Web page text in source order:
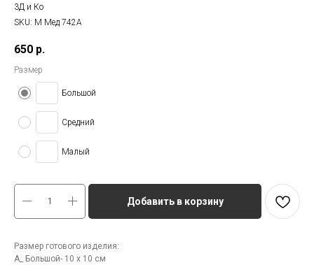
3Д и Ко
SKU: М Мед 742А
650 р.
Размер
Большой
Средний
Малый
Добавить в корзину
Размер готового изделия:
А_ Большой- 10 х 10 см